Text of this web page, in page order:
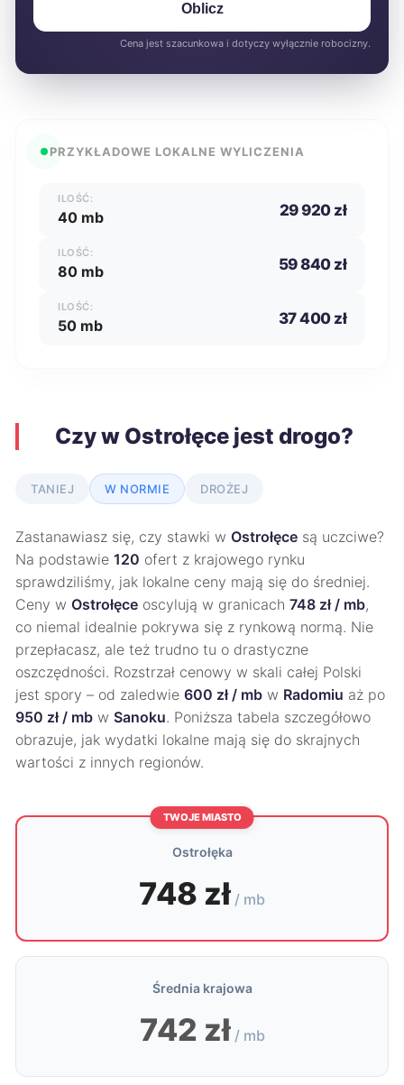
Oblicz
Cena jest szacunkowa i dotyczy wyłącznie robocizny.
PRZYKŁADOWE LOKALNE WYLICZENIA
ILOŚĆ:
40 mb 29 920 zł
ILOŚĆ:
80 mb 59 840 zł
ILOŚĆ:
50 mb 37 400 zł
Czy w Ostrołęce jest drogo?
TANIEJ W NORMIE DROŻEJ
Zastanawiasz się, czy stawki w Ostrołęce są uczciwe?
Na podstawie 120 ofert z krajowego rynku
sprawdziliśmy, jak lokalne ceny mają się do średniej.
Ceny w Ostrołęce oscylują w granicach 748 zł / mb,
co niemal idealnie pokrywa się z rynkową normą. Nie
przepłacasz, ale też trudno tu o drastyczne
oszczędności. Rozstrzał cenowy w skali całej Polski
jest spory – od zaledwie 600 zł / mb w Radomiu aż po
950 zł / mb w Sanoku. Poniższa tabela szczegółowo
obrazuje, jak wydatki lokalne mają się do skrajnych
wartości z innych regionów.
TWOJE MIASTO
Ostrołęka
748 zł / mb
Średnia krajowa
742 zł / mb